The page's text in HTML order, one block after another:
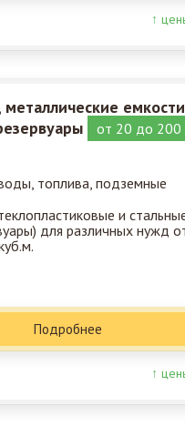
↑
металлические
от 20 до 200
и
для различных нужд
Подробнее
↑